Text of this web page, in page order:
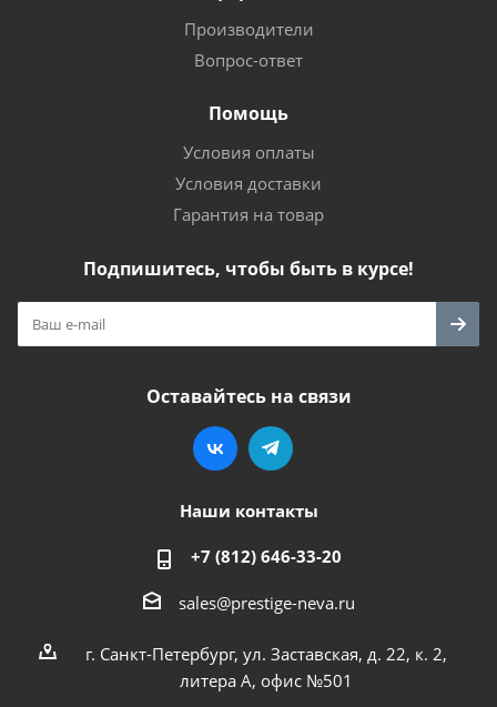
Производители
Вопрос-ответ
Помощь
Условия оплаты
Условия доставки
Гарантия на товар
Подпишитесь, чтобы быть в курсе!
Оставайтесь на связи
Наши контакты
+7 (812) 646-33-20
sales@prestige-neva.ru
г. Санкт-Петербург, ул. Заставская, д. 22, к. 2,
литера А, офис №501